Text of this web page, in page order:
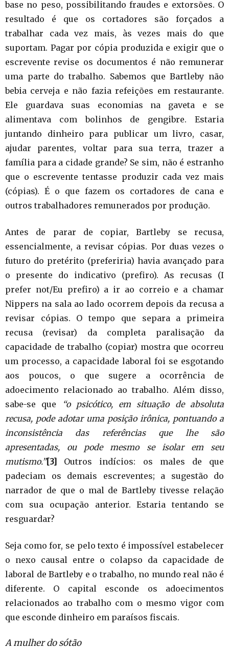
base no peso, possibilitando fraudes e extorsões. O
resultado é que os cortadores são forçados a
trabalhar cada vez mais, às vezes mais do que
suportam. Pagar por cópia produzida e exigir que o
escrevente revise os documentos é não remunerar
uma parte do trabalho. Sabemos que Bartleby não
bebia cerveja e não fazia refeições em restaurante.
Ele guardava suas economias na gaveta e se
alimentava com bolinhos de gengibre. Estaria
juntando dinheiro para publicar um livro, casar,
ajudar parentes, voltar para sua terra, trazer a
família para a cidade grande? Se sim, não é estranho
que o escrevente tentasse produzir cada vez mais
(cópias). É o que fazem os cortadores de cana e
outros trabalhadores remunerados por produção.
Antes de parar de copiar, Bartleby se recusa,
essencialmente, a revisar cópias. Por duas vezes o
futuro do pretérito (preferiria) havia avançado para
o presente do indicativo (prefiro). As recusas (I
prefer not/Eu prefiro) a ir ao correio e a chamar
Nippers na sala ao lado ocorrem depois da recusa a
revisar cópias. O tempo que separa a primeira
recusa (revisar) da completa paralisação da
capacidade de trabalho (copiar) mostra que ocorreu
um processo, a capacidade laboral foi se esgotando
aos poucos, o que sugere a ocorrência de
adoecimento relacionado ao trabalho. Além disso,
sabe-se que
“o psicótico, em situação de absoluta
recusa, pode adotar uma posição irônica, pontuando a
inconsistência das referências que lhe são
apresentadas, ou pode mesmo se isolar em seu
mutismo.”[3] Outros indícios: os males de que
padeciam os demais escreventes; a sugestão do
narrador de que o mal de Bartleby tivesse relação
com sua ocupação anterior. Estaria tentando se
resguardar?
Seja como for, se pelo texto é impossível estabelecer
o nexo causal entre o colapso da capacidade de
laboral de Bartleby e o trabalho, no mundo real não é
diferente. O capital esconde os adoecimentos
relacionados ao trabalho com o mesmo vigor com
que esconde dinheiro em paraísos fiscais.
A mulher do sótão